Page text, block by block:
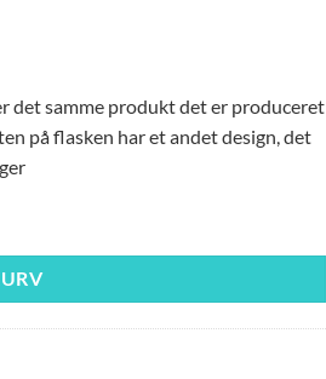
samme produkt det er produceret
på flasken har et andet design, det